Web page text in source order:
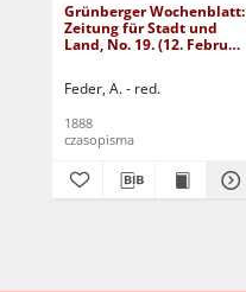
Grünberger Wochenblatt:
Zeitung für Stadt und
Land, No. 19. (12. Februar
Feder, A. - red.
1888
czasopisma